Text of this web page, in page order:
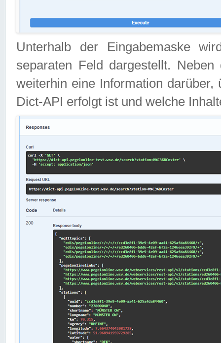
Unterhalb der Eingabemaske
separaten Feld dargestellt.
weiterhin eine Information
Dict-API erfolgt ist und welche